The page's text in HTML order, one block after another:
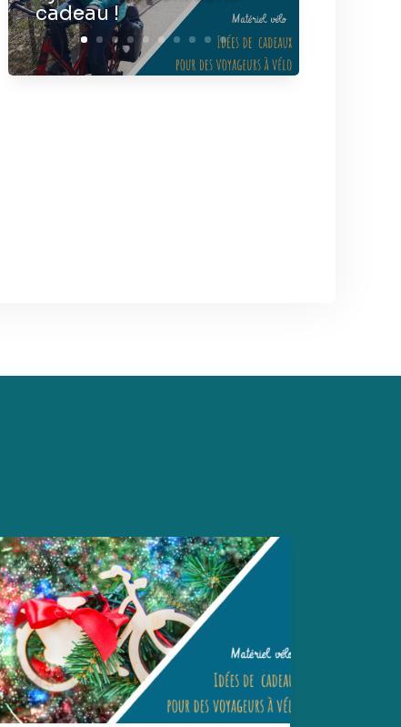
cadeau !